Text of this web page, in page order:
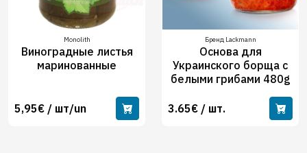
Monolith
Виноградные листья
маринованные
5,95€ / шт/un
Бренд Lackmann
Основа для
Украинского борща с
белыми грибами 480g
3.65€ / шт.